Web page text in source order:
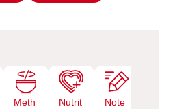
Meth
Nutrit
Note